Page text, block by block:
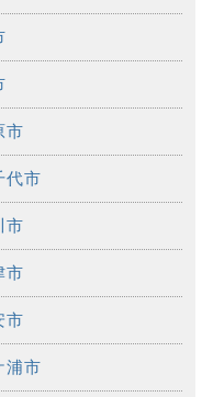
市
代市
市
市
市
浦市